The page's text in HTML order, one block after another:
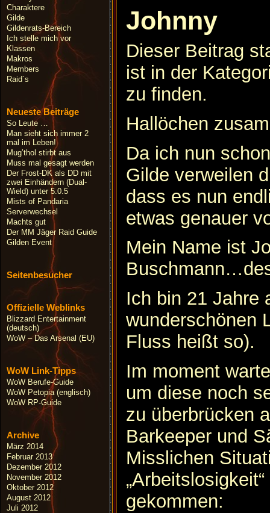
Charaktere
Gilde
Gildenrats-Bereich
Ich stelle mich vor
Klassen
Makros
Members
Raid´s
Neueste Beiträge
So Leute …
Man sieht sich immer 2
mal im Leben!
Mug’thol stirbt aus
Muss mal gesagt werden
Der Frost-DK als DD mit
zwei Einhändern (Dual-
Wield) unter 5.0.5
Mists of Pandaria
Serverwechsel
Machts gut
Der MM Jäger Raid Guide
Gilden Event
Seitenbesucher
Offizielle Weblinks
Blizzard Entertainment
(deutsch)
WoW – Das Arsenal (EU)
WoW Link-Tipps
WoW Berufe-Guide
WoW Petopia (englisch)
WoW RP-Guide
Archive
März 2014
Februar 2013
Dezember 2012
November 2012
Oktober 2012
August 2012
Juli 2012
Johnny
Dieser Beitrag
ist in der
zu finden.
Hallöchen
Da ich nun
Gilde verweilen
dass es nun
etwas genauer
Mein Name ist
Ich bin 21 Jahre
wunderschönen
Fluss heißt so).
Im moment
um diese noch
zu überbrücken
Barkeeper und
Misslichen
gekommen: